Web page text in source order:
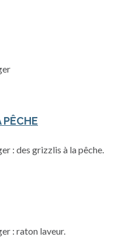
PÊCHE
: des grizzlis à la pêche.
: raton laveur.